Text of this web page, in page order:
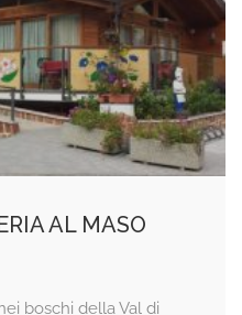
AL MASO
boschi della Val di